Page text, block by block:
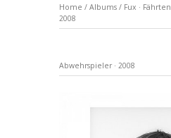
Home / Albums / Fux · Fährten
2008
Abwehrspieler · 2008